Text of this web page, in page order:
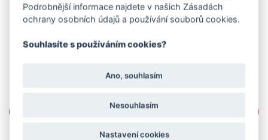
Podrobnější informace najdete v našich Zásadách
ochrany osobních údajů a používání souborů cookies.
Souhlasíte s používáním cookies?
Ano, souhlasím
Nesouhlasím
Nastavení cookies